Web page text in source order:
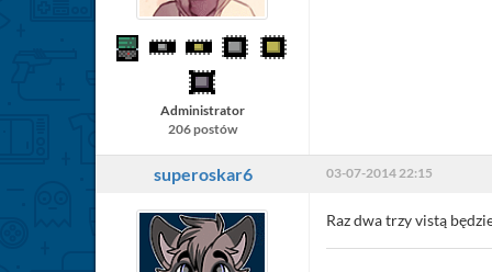
Administrator
206 postów
superoskar6 03-07-2014 22:15
Raz dwa trzy vistą